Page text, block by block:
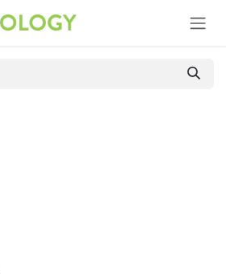
a tartalomhoz